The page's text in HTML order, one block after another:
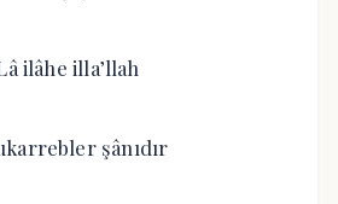
ilâhe illa’llah
şânıdır